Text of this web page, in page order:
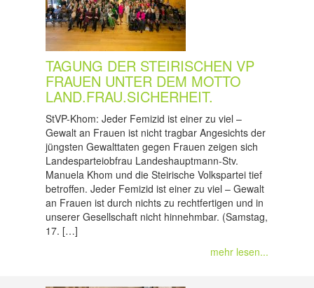
TAGUNG DER STEIRISCHEN VP
FRAUEN UNTER DEM MOTTO
LAND.FRAU.SICHERHEIT.
StVP-Khom: Jeder Femizid ist einer zu viel –
Gewalt an Frauen ist nicht tragbar Angesichts der
jüngsten Gewalttaten gegen Frauen zeigen sich
Landesparteiobfrau Landeshauptmann-Stv.
Manuela Khom und die Steirische Volkspartei tief
betroffen. Jeder Femizid ist einer zu viel – Gewalt
an Frauen ist durch nichts zu rechtfertigen und in
unserer Gesellschaft nicht hinnehmbar. (Samstag,
17. […]
mehr lesen...